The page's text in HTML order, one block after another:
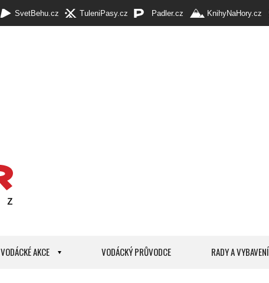
SvetBehu.cz TuleniPasy.cz Padler.cz KnihyNaHory.cz
VODÁCKÉ AKCE VODÁCKÝ PRŮVODCE RADY A VYBAVENÍ